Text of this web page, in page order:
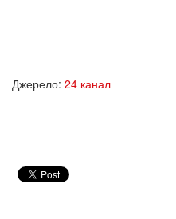
Джерело: 24 канал